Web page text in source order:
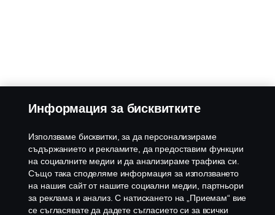
Информация за бисквитките
Използваме бисквитки, за да персонализираме
съдържанието и рекламите, да предоставим функции
на социалните медии и да анализираме трафика си.
Също така споделяме информация за използването
на нашия сайт от нашите социални медии, партньори
за реклама и анализ. С натискането на „Приемам“ вие
се съгласявате да дадете съгласието си за всички